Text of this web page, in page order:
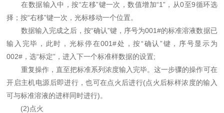
在数据输入中，按“左移”键一次，数值增加“1”，从0至9循环选
择；按“右移”键一次，光标移动一个位置。
数据输入完成之后，按“确认”键，序号为001#的标准溶液数据已
输入完毕，此时，光标停在001#处，按“确认”键，序号显示为
002#，选“标定”，进入下一个标准样数据的设置;
重复操作，直至把标准系列浓度输入完毕。这一步骤的操作可在
开启主机电源后即进行，也可在点火后进行(点火后标样浓度的输入
可与标准溶液的进样同时进行)。
(2)点火